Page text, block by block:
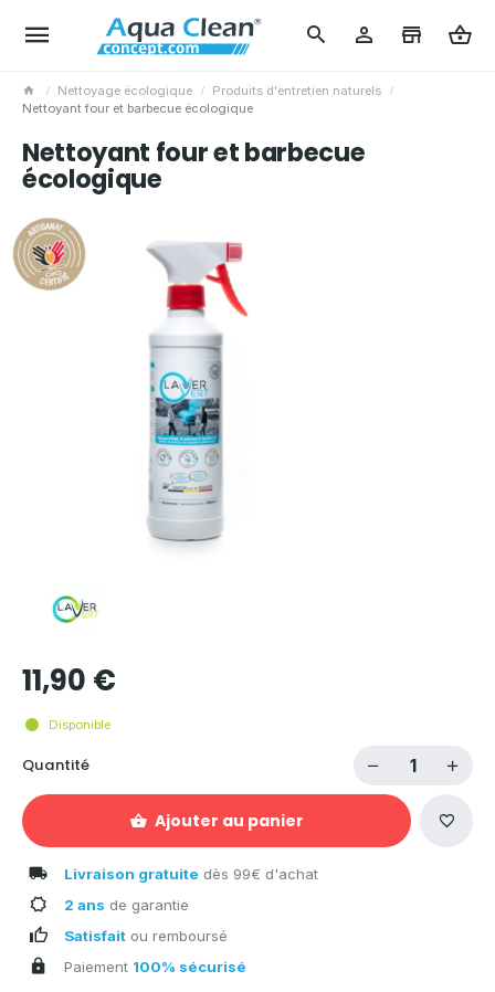
Nettoyage écologique
Produits d'entretien naturels
Nettoyant four et barbecue écologique
Nettoyant four et barbecue
écologique
11,90 €
Disponible
Quantité
Ajouter au panier
Livraison gratuite dès 99€ d'achat
2 ans de garantie
Satisfait ou remboursé
Paiement 100% sécurisé